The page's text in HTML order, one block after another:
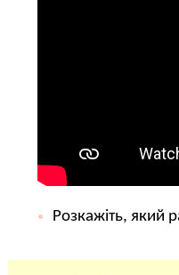
Розкажіть, який